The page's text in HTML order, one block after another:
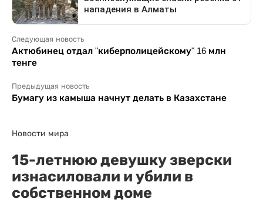
Следующая новость
Актюбинец отдал "киберполицейскому" 16 млн
тенге
Предыдущая новость
Бумагу из камыша начнут делать в Казахстане
Новости мира
15-летнюю девушку зверски
изнасиловали и убили в
собственном доме